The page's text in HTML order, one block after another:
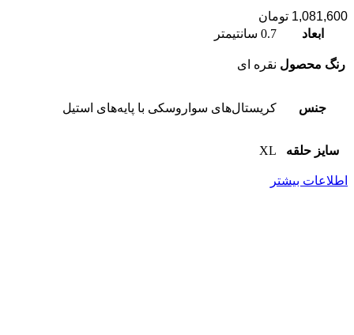
1,081,600 تومان
ابعاد
0.7 سانتیمتر
رنگ محصول نقره ای
جنس کریستال‌های سواروسکی با پایه‌های استیل
سایز حلقه XL
اطلاعات بیشتر